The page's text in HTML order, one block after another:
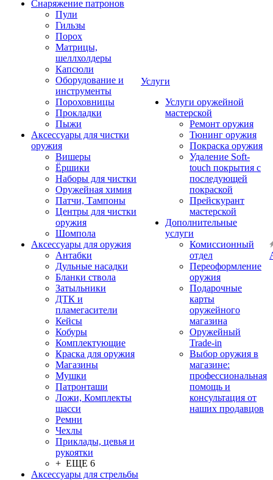
Снаряжение патронов
Пули
Гильзы
Порох
Матрицы,
шеллхолдеры
Капсюли
Оборудование и
инструменты
Пороховницы
Прокладки
Пыжи
Аксессуары для чистки
оружия
Вишеры
Ёршики
Наборы для чистки
Оружейная химия
Патчи, Тампоны
Центры для чистки
оружия
Шомпола
Аксессуары для оружия
Антабки
Дульные насадки
Бланки ствола
Затыльники
ДТК и
пламегасители
Кейсы
Кобуры
Комплектующие
Краска для оружия
Магазины
Мушки
Патронташи
Ложи, Комплекты
шасси
Ремни
Чехлы
Приклады, цевья и
рукоятки
+ ЕЩЕ 6
Аксессуары для стрельбы
Услуги
Услуги оружейной
мастерской
Ремонт оружия
Тюнинг оружия
Покраска оружия
Удаление Soft-
touch покрытия с
последующей
покраской
Прейскурант
мастерской
Дополнительные
услуги
Комиссионный
отдел
Переоформление
оружия
Подарочные
карты
оружейного
магазина
Оружейный
Trade-in
Выбор оружия в
магазине:
профессиональная
помощь и
консультация от
наших продавцов